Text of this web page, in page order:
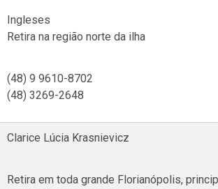
Ingleses
Retira na região norte da ilha
(48) 9 9610-8702
(48) 3269-2648
Clarice Lúcia Krasnievicz
Retira em toda grande Florianópolis,